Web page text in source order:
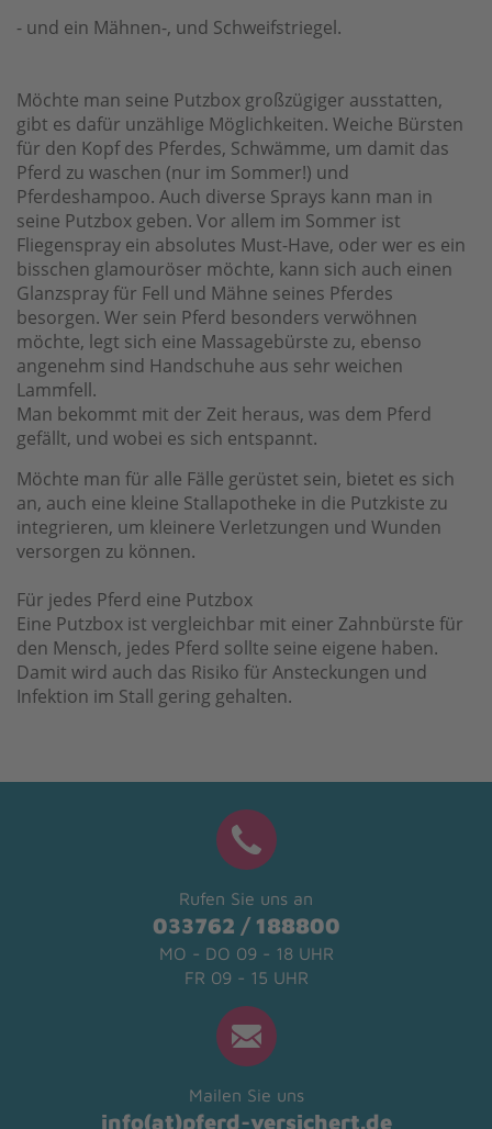
- und ein Mähnen-, und Schweifstriegel.
Möchte man seine Putzbox großzügiger ausstatten,
gibt es dafür unzählige Möglichkeiten. Weiche Bürsten
für den Kopf des Pferdes, Schwämme, um damit das
Pferd zu waschen (nur im Sommer!) und
Pferdeshampoo. Auch diverse Sprays kann man in
seine Putzbox geben. Vor allem im Sommer ist
Fliegenspray ein absolutes Must-Have, oder wer es ein
bisschen glamouröser möchte, kann sich auch einen
Glanzspray für Fell und Mähne seines Pferdes
besorgen. Wer sein Pferd besonders verwöhnen
möchte, legt sich eine Massagebürste zu, ebenso
angenehm sind Handschuhe aus sehr weichen
Lammfell.
Man bekommt mit der Zeit heraus, was dem Pferd
gefällt, und wobei es sich entspannt.
Möchte man für alle Fälle gerüstet sein, bietet es sich
an, auch eine kleine Stallapotheke in die Putzkiste zu
integrieren, um kleinere Verletzungen und Wunden
versorgen zu können.
Für jedes Pferd eine Putzbox
Eine Putzbox ist vergleichbar mit einer Zahnbürste für
den Mensch, jedes Pferd sollte seine eigene haben.
Damit wird auch das Risiko für Ansteckungen und
Infektion im Stall gering gehalten.
Rufen Sie uns an
033762 / 188800
MO - DO 09 - 18 UHR
FR 09 - 15 UHR
Mailen Sie uns
info(at)pferd-versichert.de